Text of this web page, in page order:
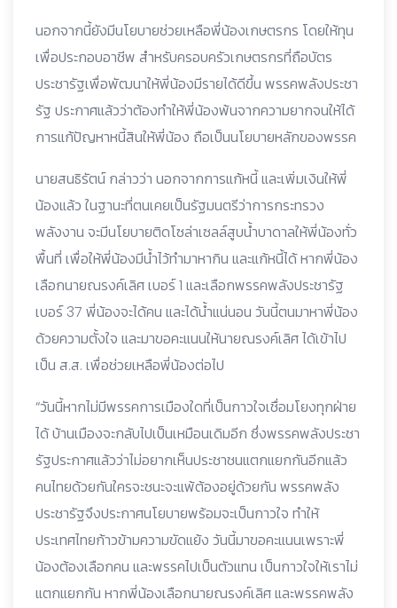
นอกจากนี้ยังมีนโยบายช่วยเหลือพี่น้องเกษตรกร โดยให้ทุน
เพื่อประกอบอาชีพ สำหรับครอบครัวเกษตรกรที่ถือบัตร
ประชารัฐเพื่อพัฒนาให้พี่น้องมีรายได้ดีขึ้น พรรคพลังประชา
รัฐ ประกาศแล้วว่าต้องทำให้พี่น้องพ้นจากความยากจนให้ได้
การแก้ปัญหาหนี้สินให้พี่น้อง ถือเป็นนโยบายหลักของพรรค
นายสนธิรัตน์ กล่าวว่า นอกจากการแก้หนี้ และเพิ่มเงินให้พี่
น้องแล้ว ในฐานะที่ตนเคยเป็นรัฐมนตรีว่าการกระทรวง
พลังงาน จะมีนโยบายติดโซล่าเซลล์สูบน้ำบาดาลให้พี่น้องทั่ว
พื้นที่ เพื่อให้พี่น้องมีน้ำไว้ทำมาหากิน และแก้หนี้ได้ หากพี่น้อง
เลือกนายณรงค์เลิศ เบอร์ 1 และเลือกพรรคพลังประชารัฐ
เบอร์ 37 พี่น้องจะได้คน และได้น้ำแน่นอน วันนี้ตนมาหาพี่น้อง
ด้วยความตั้งใจ และมาขอคะแนนให้นายณรงค์เลิศ ได้เข้าไป
เป็น ส.ส. เพื่อช่วยเหลือพี่น้องต่อไป
“วันนี้หากไม่มีพรรคการเมืองใดที่เป็นกาวใจเชื่อมโยงทุกฝ่าย
ได้ บ้านเมืองจะกลับไปเป็นเหมือนเดิมอีก ซึ่งพรรคพลังประชา
รัฐประกาศแล้วว่าไม่อยากเห็นประชาชนแตกแยกกันอีกแล้ว
คนไทยด้วยกันใครจะชนะจะแพ้ต้องอยู่ด้วยกัน พรรคพลัง
ประชารัฐจึงประกาศนโยบายพร้อมจะเป็นกาวใจ ทำให้
ประเทศไทยก้าวข้ามความขัดแย้ง วันนี้มาขอคะแนนเพราะพี่
น้องต้องเลือกคน และพรรคไปเป็นตัวแทน เป็นกาวใจให้เราไม่
แตกแยกกัน หากพี่น้องเลือกนายณรงค์เลิศ และพรรคพลัง